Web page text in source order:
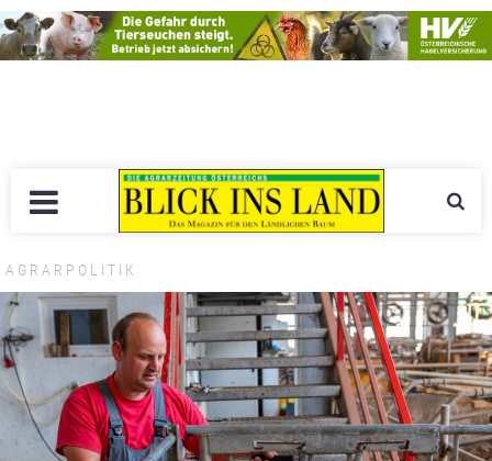
AGRARPOLITIK